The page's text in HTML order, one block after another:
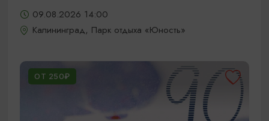
09.08.2026 14:00
Калининград, Парк отдыха «Юность»
ОТ 250₽